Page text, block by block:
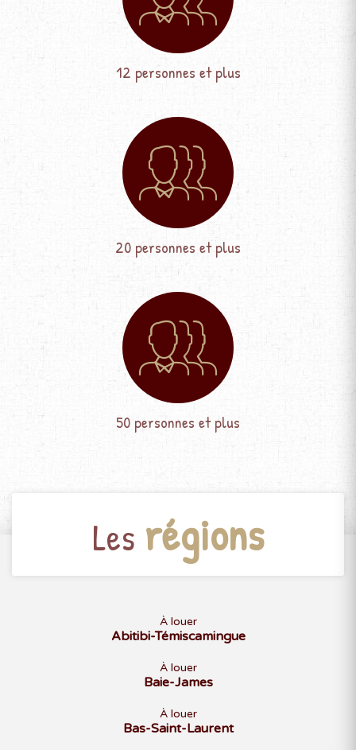
12 personnes et plus
20 personnes et plus
50 personnes et plus
Les régions
À louer
Abitibi-Témiscamingue
À louer
Baie-James
À louer
Bas-Saint-Laurent